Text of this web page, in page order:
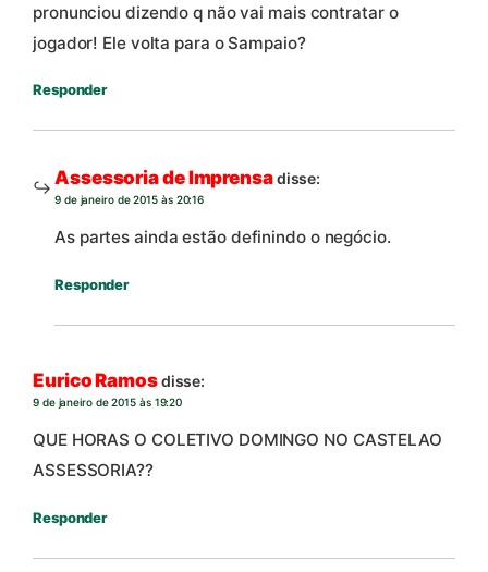
pronunciou dizendo q não vai mais contratar o
jogador! Ele volta para o Sampaio?
Responder
Assessoria de Imprensadisse:
9 de janeiro de 2015 às 20:16
As partes ainda estão definindo o negócio.
Responder
Eurico Ramosdisse:
9 de janeiro de 2015 às 19:20
QUE HORAS O COLETIVO DOMINGO NO CASTELAO
ASSESSORIA??
Responder